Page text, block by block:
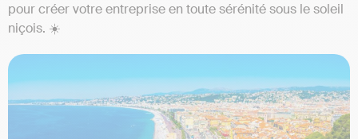
pour créer votre entreprise en toute sérénité sous le soleil
niçois. ☀️